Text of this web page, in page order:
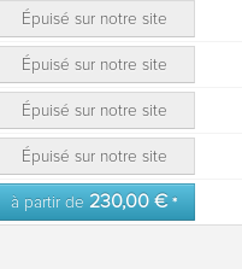
Épuisé sur notre site
Épuisé sur notre site
Épuisé sur notre site
Épuisé sur notre site
à partir de 230,00 € *